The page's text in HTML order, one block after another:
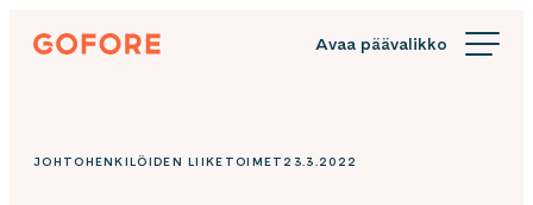
Siirry
suoraan
Gofore
knowledge
JOHTOHENKILÖIDEN LIIKETOIMET 23.3.2022